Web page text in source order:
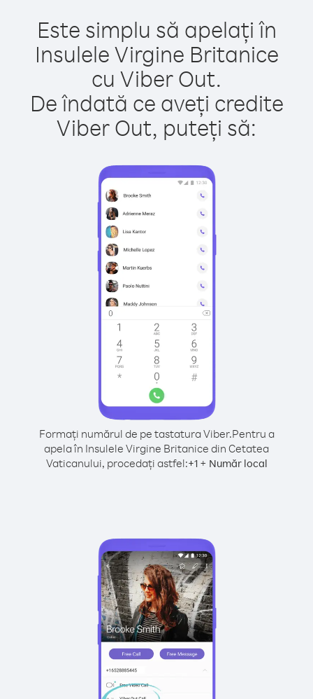
Este simplu să apelați în
Insulele Virgine Britanice
cu Viber Out.
De îndată ce aveți credite
Viber Out, puteți să:
Formați numărul de pe tastatura Viber.Pentru a
apela în Insulele Virgine Britanice din Cetatea
Vaticanului, procedați astfel:+1+ Număr local